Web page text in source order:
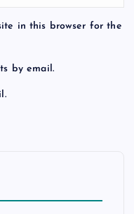
in this browser for the
by email.